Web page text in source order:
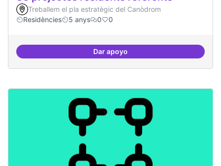
Treballem el pla estratègic del Canòdrom
Residències
5 anys 0 0
Dar apoyo30 projectes residents referents